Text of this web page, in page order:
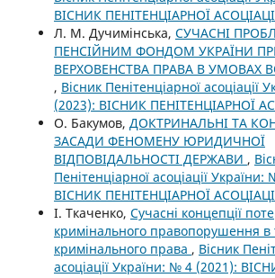
ВІСНИК ПЕНІТЕНЦІАРНОЇ
Л. М. Дучимінська, СУЧАСНІ
ПЕНСІЙНИМ ФОНДОМ УКРАЇНИ
ВЕРХОВЕНСТВА ПРАВА В УМОВАХ
, Вісник Пенітенціарної асоціації
(2023): ВІСНИК ПЕНІТЕНЦІАРНОЇ
О. Бакумов, ДОКТРИНАЛЬНІ ТА
ЗАСАДИ ФЕНОМЕНУ ЮРИДИЧНОЇ
ВІДПОВІДАЛЬНОСТІ ДЕРЖАВИ ,
Пенітенціарної асоціації
ВІСНИК ПЕНІТЕНЦІАРНОЇ
І. Ткаченко, Сучасні концепції
кримінального правопорушення в
кримінального права , Вісник
асоціації України: № 4 (2021):